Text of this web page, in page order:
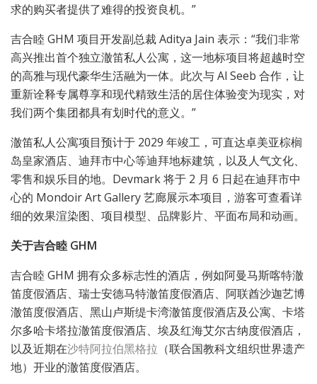
求的购买者提供了难得的投资良机。”
吉合睦 GHM 项目开发副总裁 Aditya Jain 表示：“我们非常
高兴推出首个独立澈笛私人公寓，这一地标项目将超越时空
的高雅与现代豪华生活融为一体。此次与 Al Seeb 合作，让
重新诠释专属尊享和现代精致生活的居住体验变为现实，对
我们两个集团都具有划时代的意义。”
澈笛私人公寓项目预计于 2029 年竣工，可直达卓美亚棕榈
岛皇家酒店、迪拜市中心等迪拜地标建筑，以及人气文化、
零售和娱乐目的地。Devmark 将于 2 月 6 日起在迪拜市中
心的 Mondoir Art Gallery 艺廊展示本项目，游客可查看详
细的效果渲染图、项目模型、品牌影片、平面布局和动画。
关于吉合睦 GHM
吉合睦 GHM 拥有众多标志性的酒店，例如阿曼马斯喀特澈
笛度假酒店、瑞士安德马特澈笛度假酒店、阿联酋沙迦艺博
澈笛度假酒店、黑山卢斯缇卡湾澈笛度假酒店及公寓、卡塔
尔多哈卡塔拉澈笛度假酒店、埃及红海艾尔古纳度假酒店，
以及近期在沙特阿拉伯黑格拉 （联合国教科文组织世界遗产
地）开业的澈笛度假酒店。